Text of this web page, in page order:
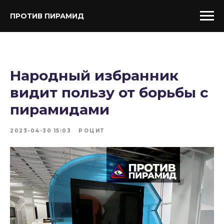
ПРОТИВ ПИРАМИД
Народный избранник
видит пользу от борьбы с
пирамидами
2023-04-30 15:03 РОЦИТ